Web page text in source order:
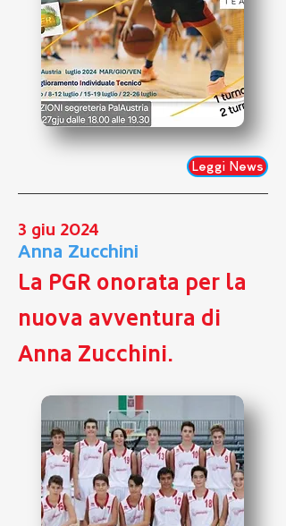
Leggi News
3 giu 2024
Anna Zucchini
La PGR onorata per la
nuova avventura di
Anna Zucchini.